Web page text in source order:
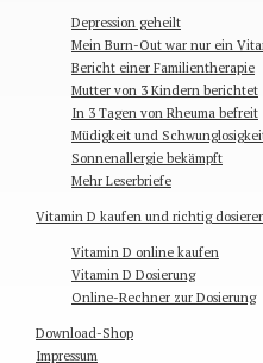
Depression geheilt
Mein Burn-Out war nur ein
Bericht einer Familientherapie
Mutter von 3 Kindern berichtet
In 3 Tagen von Rheuma befreit
Müdigkeit und
Sonnenallergie bekämpft
Mehr Leserbriefe
Vitamin D kaufen und richtig
Vitamin D online kaufen
Vitamin D Dosierung
Online-Rechner zur Dosierung
Download-Shop
Impressum